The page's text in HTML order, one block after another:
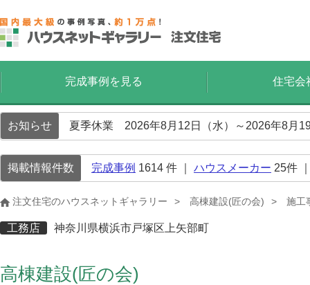
完成事例を見る 住宅会
お知らせ 夏季休業 2026年8月12日（水）～2026年8月
掲載情報件数 完成事例 1614 件 ｜ ハウスメーカー 25件
注文住宅のハウスネットギャラリー 高棟建設(匠の会) 施工
工務店 神奈川県横浜市戸塚区上矢部町
高棟建設(匠の会)